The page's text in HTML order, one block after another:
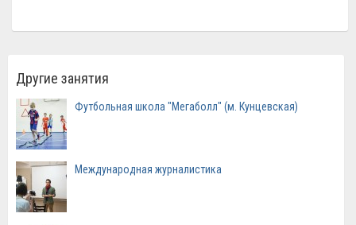
Другие занятия
Футбольная школа "Мегаболл" (м. Кунцевская)
Международная журналистика